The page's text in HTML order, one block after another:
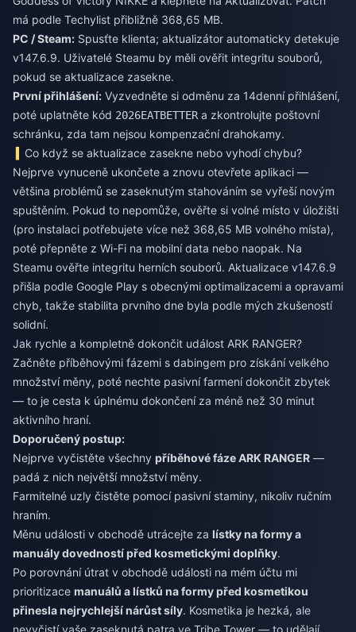
má podle Techylist přibližně 368,65 MB.
PC / Steam: Spusťte klienta; aktualizátor automaticky detekuje
v147.6.9. Uživatelé Steamu by měli ověřit integritu souborů,
pokud se aktualizace zasekne.
První přihlášení: Vyzvedněte si odměnu za 14denní přihlášení,
poté uplatněte kód 2026EATBETTER a zkontrolujte poštovní
schránku, zda tam nejsou kompenzační drahokamy.
Co když se aktualizace zasekne nebo vyhodí chybu?
Nejprve vynuceně ukončete a znovu otevřete aplikaci —
většina problémů se zaseknutým stahováním se vyřeší novým
spuštěním. Pokud to nepomůže, ověřte si volné místo v úložišti
(pro instalaci potřebujete více než 368,65 MB volného místa),
poté přepněte z Wi-Fi na mobilní data nebo naopak. Na
Steamu ověřte integritu herních souborů. Aktualizace v147.6.9
přišla podle Google Play s obecnými optimalizacemi a opravami
chyb, takže stabilita prvního dne byla podle mých zkušeností
solidní.
Jak rychle a kompletně dokončit událost ARK RANGER?
Začněte příběhovými fázemi s dabingem pro získání velkého
množství měny, poté nechte pasivní farmení dokončit zbytek
— to je cesta k úplnému dokončení za méně než 30 minut
aktivního hraní.
Doporučený postup:
Nejprve vyčistěte všechny příběhové fáze ARK RANGER —
padá z nich největší množství měny.
Farmitelné uzly čistěte pomocí pasivní staminy, nikoliv ručním
hraním.
Měnu události v obchodě utrácejte za lístky na formy a
manuály dovedností před kosmetickými doplňky.
Po porovnání útrat v obchodě události na mém účtu mi
prioritizace manuálů a lístků na formy před kosmetikou
přinesla nejrychlejší nárůst síly. Kosmetika je hezká, ale
nevyčistí vaše zaseknutá patra ve Tribe Tower — to udělají